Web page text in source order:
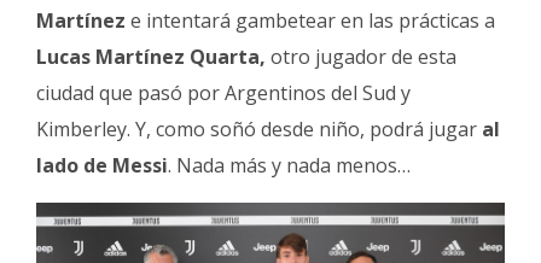
Martínez e intentará gambetear en las prácticas a
Lucas Martínez Quarta, otro jugador de esta
ciudad que pasó por Argentinos del Sud y
Kimberley. Y, como soñó desde niño, podrá jugar al
lado de Messi. Nada más y nada menos…